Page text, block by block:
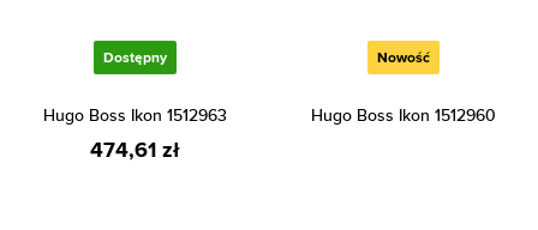
Dostępny
Hugo Boss Ikon 1512963
474,61 zł
Nowość
Hugo Boss Ikon 1512960